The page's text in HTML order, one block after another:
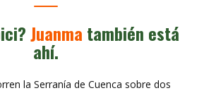
Juanma también está
ahí.
la Serranía de Cuenca sobre dos